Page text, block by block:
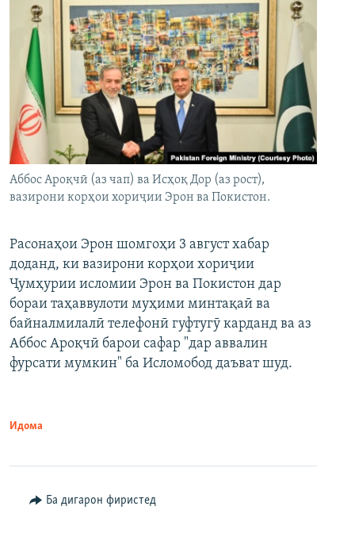
Аббос Ароқчӣ (аз чап) ва Исҳоқ Дор (аз рост),
вазирони корҳои хориҷии Эрон ва Покистон.
Расонаҳои Эрон шомгоҳи 3 август хабар
доданд, ки вазирони корҳои хориҷии
Ҷумҳурии исломии Эрон ва Покистон дар
бораи таҳаввулоти муҳими минтақаӣ ва
байналмилалӣ телефонӣ гуфтугӯ карданд ва аз
Аббос Ароқчӣ барои сафар "дар аввалин
фурсати мумкин" ба Исломобод даъват шуд.
Идома
Ба дигарон фиристед